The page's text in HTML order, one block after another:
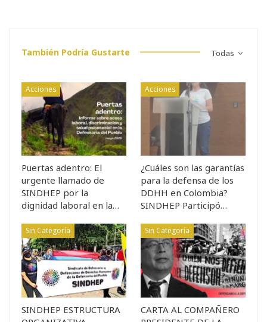
Todas
También Podría Gustarte
Acciones
Puertas adentro: El
urgente llamado de
SINDHEP por la
dignidad laboral en la…
Acciones
¿Cuáles son las garantías
para la defensa de los
DDHH en Colombia?
SINDHEP Participó…
Sin Categoría
SINDHEP ESTRUCTURA
Sin Categoría
CARTA AL COMPAÑERO